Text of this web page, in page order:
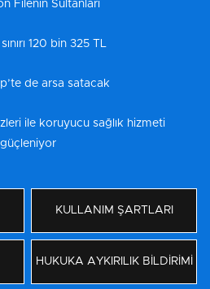
Filenin Sultanları
120 bin 325 TL
de arsa satacak
ile koruyucu sağlık hizmeti
güçleniyor
KULLANIM ŞARTLARI
HUKUKA AYKIRILIK BİLDİRİMİ